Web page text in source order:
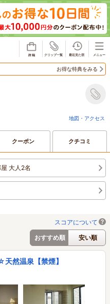
お得な特典をみる
地図・アクセス
クーポン クチコミ
大人2名
スコアについて
おすすめ順
安い順
温泉【禁煙】